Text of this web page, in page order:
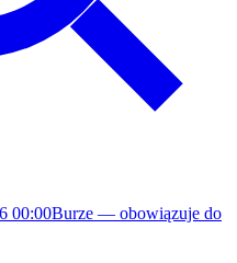
00:00Burze — obowiązuje do